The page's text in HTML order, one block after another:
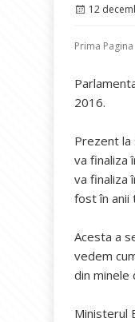
Publicat
12
Prima Pagina
2016.
Prezent la
va finaliza
va finaliza
fost în anii
Acesta a
vedem
din minele
Ministerul